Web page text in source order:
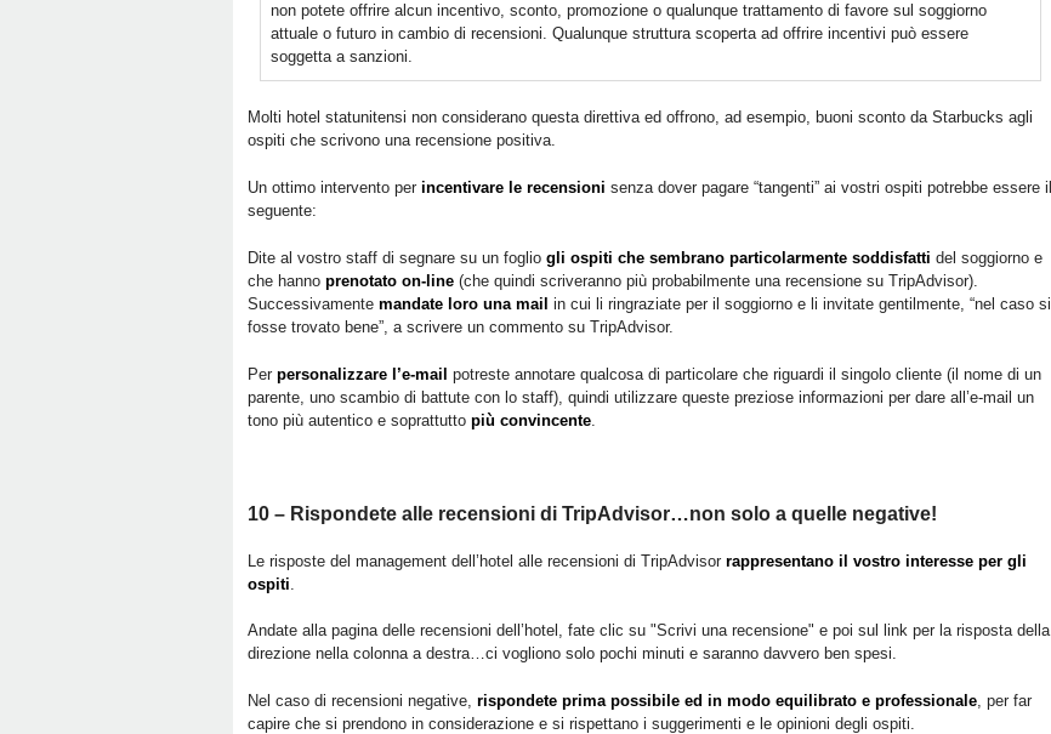
non potete offrire alcun incentivo, sconto, promozione o qualunque trattamento di favore sul soggiorno
attuale o futuro in cambio di recensioni. Qualunque struttura scoperta ad offrire incentivi può essere
soggetta a sanzioni.
Molti hotel statunitensi non considerano questa direttiva ed offrono, ad esempio, buoni sconto da Starbucks agli
ospiti che scrivono una recensione positiva.
Un ottimo intervento per incentivare le recensioni senza dover pagare “tangenti” ai vostri ospiti potrebbe essere il
seguente:
Dite al vostro staff di segnare su un foglio gli ospiti che sembrano particolarmente soddisfatti del soggiorno e
che hanno prenotato on-line (che quindi scriveranno più probabilmente una recensione su TripAdvisor).
Successivamente mandate loro una mail in cui li ringraziate per il soggiorno e li invitate gentilmente, “nel caso si
fosse trovato bene”, a scrivere un commento su TripAdvisor.
Per personalizzare l’e-mail potreste annotare qualcosa di particolare che riguardi il singolo cliente (il nome di un
parente, uno scambio di battute con lo staff), quindi utilizzare queste preziose informazioni per dare all’e-mail un
tono più autentico e soprattutto più convincente.
10 – Rispondete alle recensioni di TripAdvisor…non solo a quelle negative!
Le risposte del management dell’hotel alle recensioni di TripAdvisor rappresentano il vostro interesse per gli
ospiti.
Andate alla pagina delle recensioni dell’hotel, fate clic su "Scrivi una recensione" e poi sul link per la risposta della
direzione nella colonna a destra…ci vogliono solo pochi minuti e saranno davvero ben spesi.
Nel caso di recensioni negative, rispondete prima possibile ed in modo equilibrato e professionale, per far
capire che si prendono in considerazione e si rispettano i suggerimenti e le opinioni degli ospiti.